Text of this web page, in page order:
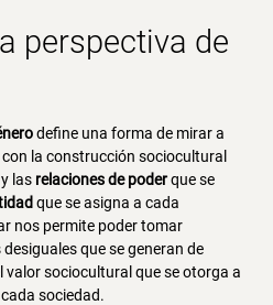
perspectiva de
define una forma de mirar a
la construcción sociocultural
y las relaciones de poderque se
que se asigna a cada
nos permite poder tomar
que se generan de
sociocultural que se otorga a
sociedad.